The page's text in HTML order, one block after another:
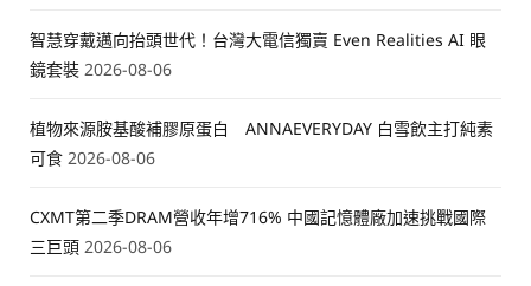
智慧穿戴邁向抬頭世代！台灣大電信獨賣 Even Realities AI 眼
鏡套裝 2026-08-06
植物來源胺基酸補膠原蛋白 ANNAEVERYDAY 白雪飲主打純素
可食 2026-08-06
CXMT第二季DRAM營收年增716% 中國記憶體廠加速挑戰國際
三巨頭 2026-08-06